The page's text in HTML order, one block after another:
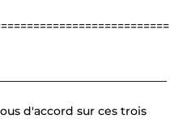
d'accord sur ces trois